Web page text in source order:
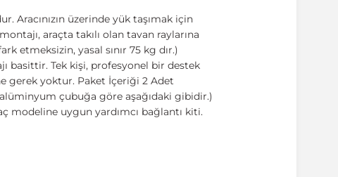
Aracınızın üzerinde yük taşımak için
araçta takılı olan tavan raylarına
etmeksizin, yasal sınır 75 kg dır.)
basittir. Tek kişi, profesyonel bir destek
gerek yoktur. Paket İçeriği 2 Adet
çubuğa göre aşağıdaki gibidir.)
modeline uygun yardımcı bağlantı kiti.